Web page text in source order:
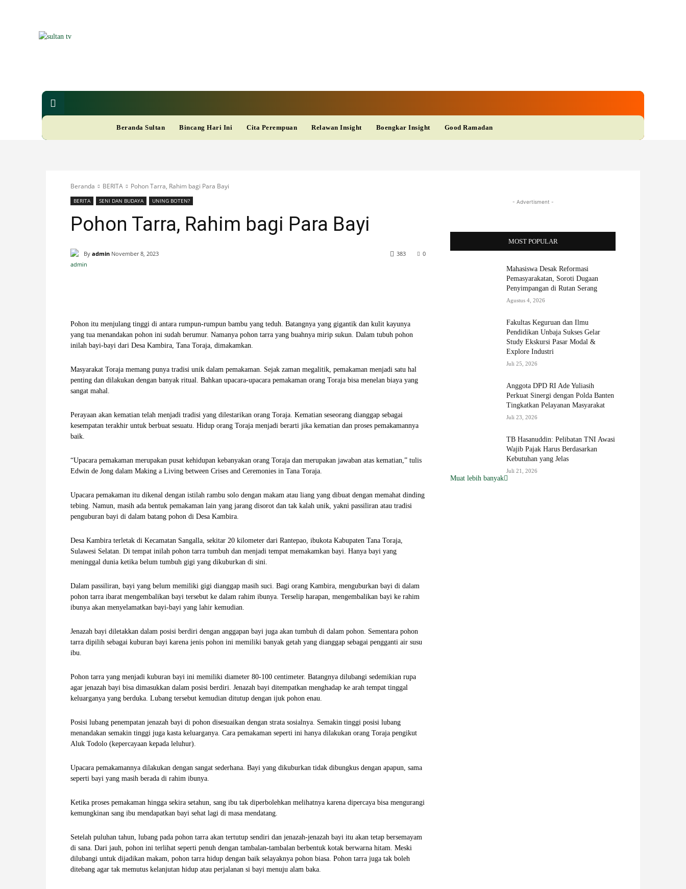
A
D
I
S
T
W
A
Beranda Sultan Bincang Hari Ini Cita Perempuan Relawan Insight Boengkar Insight Good Ramadan
Beranda BERITA Pohon Tarra, Rahim bagi Para Bayi
BERITA SENI DAN BUDAYA UNING BOTEN?
Pohon Tarra, Rahim bagi Para Bayi
By admin November 8, 2023 0
383
Pohon itu menjulang tinggi di antara rumpun-rumpun bambu yang teduh. Batangnya yang gigantik dan kulit kayunya
yang tua menandakan pohon ini sudah berumur. Namanya pohon tarra yang buahnya mirip sukun. Dalam tubuh pohon
inilah bayi-bayi dari Desa Kambira, Tana Toraja, dimakamkan.
Masyarakat Toraja memang punya tradisi unik dalam pemakaman. Sejak zaman megalitik, pemakaman menjadi satu hal
penting dan dilakukan dengan banyak ritual. Bahkan upacara-upacara pemakaman orang Toraja bisa menelan biaya yang
sangat mahal.
Perayaan akan kematian telah menjadi tradisi yang dilestarikan orang Toraja. Kematian seseorang dianggap sebagai
kesempatan terakhir untuk berbuat sesuatu. Hidup orang Toraja menjadi berarti jika kematian dan proses pemakamannya
baik.
“Upacara pemakaman merupakan pusat kehidupan kebanyakan orang Toraja dan merupakan jawaban atas kematian,” tulis
Edwin de Jong dalam Making a Living between Crises and Ceremonies in Tana Toraja.
Upacara pemakaman itu dikenal dengan istilah rambu solo dengan makam atau liang yang dibuat dengan memahat dinding
tebing. Namun, masih ada bentuk pemakaman lain yang jarang disorot dan tak kalah unik, yakni passiliran atau tradisi
penguburan bayi di dalam batang pohon di Desa Kambira.
Desa Kambira terletak di Kecamatan Sangalla, sekitar 20 kilometer dari Rantepao, ibukota Kabupaten Tana Toraja,
Sulawesi Selatan. Di tempat inilah pohon tarra tumbuh dan menjadi tempat memakamkan bayi. Hanya bayi yang
meninggal dunia ketika belum tumbuh gigi yang dikuburkan di sini.
Dalam passiliran, bayi yang belum memiliki gigi dianggap masih suci. Bagi orang Kambira, menguburkan bayi di dalam
pohon tarra ibarat mengembalikan bayi tersebut ke dalam rahim ibunya. Terselip harapan, mengembalikan bayi ke rahim
ibunya akan menyelamatkan bayi-bayi yang lahir kemudian.
Jenazah bayi diletakkan dalam posisi berdiri dengan anggapan bayi juga akan tumbuh di dalam pohon. Sementara pohon
tarra dipilih sebagai kuburan bayi karena jenis pohon ini memiliki banyak getah yang dianggap sebagai pengganti air susu
ibu.
Pohon tarra yang menjadi kuburan bayi ini memiliki diameter 80-100 centimeter. Batangnya dilubangi sedemikian rupa
agar jenazah bayi bisa dimasukkan dalam posisi berdiri. Jenazah bayi ditempatkan menghadap ke arah tempat tinggal
keluarganya yang berduka. Lubang tersebut kemudian ditutup dengan ijuk pohon enau.
Posisi lubang penempatan jenazah bayi di pohon disesuaikan dengan strata sosialnya. Semakin tinggi posisi lubang
menandakan semakin tinggi juga kasta keluarganya. Cara pemakaman seperti ini hanya dilakukan orang Toraja pengikut
Aluk Todolo (kepercayaan kepada leluhur).
Upacara pemakamannya dilakukan dengan sangat sederhana. Bayi yang dikuburkan tidak dibungkus dengan apapun, sama
seperti bayi yang masih berada di rahim ibunya.
Ketika proses pemakaman hingga sekira setahun, sang ibu tak diperbolehkan melihatnya karena dipercaya bisa mengurangi
kemungkinan sang ibu mendapatkan bayi sehat lagi di masa mendatang.
Setelah puluhan tahun, lubang pada pohon tarra akan tertutup sendiri dan jenazah-jenazah bayi itu akan tetap bersemayam
di sana. Dari jauh, pohon ini terlihat seperti penuh dengan tambalan-tambalan berbentuk kotak berwarna hitam. Meski
dilubangi untuk dijadikan makam, pohon tarra hidup dengan baik selayaknya pohon biasa. Pohon tarra juga tak boleh
ditebang agar tak memutus kelanjutan hidup atau perjalanan si bayi menuju alam baka.
- Advertisment -
MOST POPULAR
Mahasiswa Desak Reformasi
Pemasyarakatan, Soroti Dugaan
Penyimpangan di Rutan Serang
Agustus 4, 2026
Fakultas Keguruan dan Ilmu
Pendidikan Unbaja Sukses Gelar
Study Ekskursi Pasar Modal &
Explore Industri
Juli 25, 2026
Anggota DPD RI Ade Yuliasih
Perkuat Sinergi dengan Polda Banten
Tingkatkan Pelayanan Masyarakat
Juli 23, 2026
TB Hasanuddin: Pelibatan TNI Awasi
Wajib Pajak Harus Berdasarkan
Kebutuhan yang Jelas
Juli 21, 2026
Muat lebih banyak